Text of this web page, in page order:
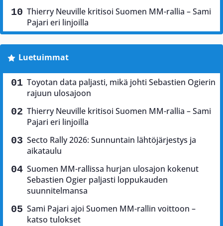
Thierry Neuville kritisoi Suomen MM-rallia – Sami
Pajari eri linjoilla
Luetuimmat
Toyotan data paljasti, mikä johti Sebastien Ogierin
rajuun ulosajoon
Thierry Neuville kritisoi Suomen MM-rallia – Sami
Pajari eri linjoilla
Secto Rally 2026: Sunnuntain lähtöjärjestys ja
aikataulu
Suomen MM-rallissa hurjan ulosajon kokenut
Sebastien Ogier paljasti loppukauden
suunnitelmansa
Sami Pajari ajoi Suomen MM-rallin voittoon –
katso tulokset